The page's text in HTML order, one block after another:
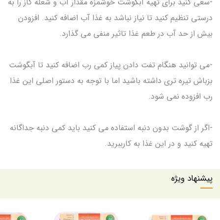
درستی تنظیم کنید تا نیاز نباشد به غذا آب اضافه کنید. افزودن
بیش از حد آب در طعم غذا تاثیر منفی می گذارد.
-می توانید هنگام تفت دادن پیاز کمی رب اضافه کنید تا آبگوشت
بزباش تیره تری داشته باشید اما با توجه به دستور اصلی این غذا
رب افزوده نمی شود.
-اگر از گوشت بدون دنبه استفاده می کنید باید کمی دنبه جداگانه
تهیه کنید و در این غذا به کارببرید.
پیشنهاد ویژه